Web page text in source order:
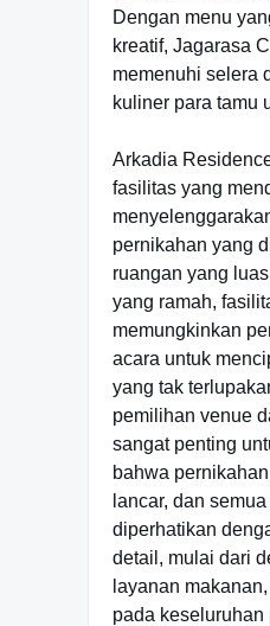
Dengan menu
kreatif, Jagarasa
memenuhi selera
kuliner para tamu
Arkadia
fasilitas yang
pernikahan yang
ruangan yang
yang ramah,
memungkinkan
acara untuk
yang tak
pemilihan venue
sangat penting
bahwa
lancar, dan
diperhatikan
detail, mulai dari
layanan
pada keseluruhan